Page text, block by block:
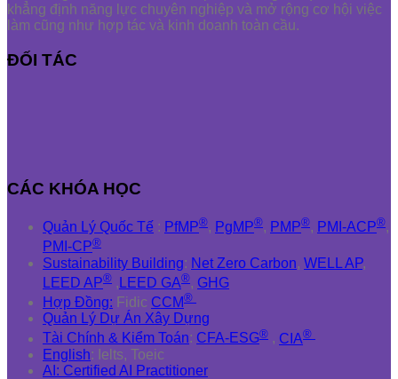
khẳng định năng lực chuyên nghiệp và mở rộng cơ hội việc
làm cũng như hợp tác và kinh doanh toàn cầu.
ĐỐI TÁC
CÁC KHÓA HỌC
Quản Lý Quốc Tế : PfMP®, PgMP®, PMP®, PMI-ACP®,
PMI-CP®
Sustainability Building: Net Zero Carbon, WELL AP,
LEED AP® , LEED GA®, GHG
Hợp Đồng: Fidic CCM®
Quản Lý Dự Án Xây Dựng
Tài Chính & Kiểm Toán: CFA-ESG® , CIA®
English: Ielts, Toeic
AI: Certified AI Practitioner